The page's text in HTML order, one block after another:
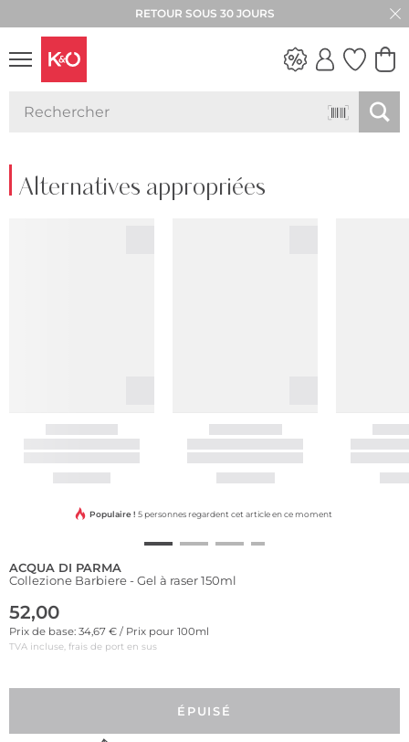
RETOUR SOUS 30 JOURS
Alternatives appropriées
Populaire ! 5 personnes regardent cet article en ce moment
ACQUA DI PARMA
Collezione Barbiere - Gel à raser 150ml
52,00
Prix de base: 34,67 € / Prix pour 100ml
TVA incluse, frais de port en sus
ÉPUISÉ